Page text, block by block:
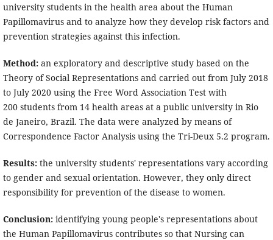
university students in the health area about the Human
Papillomavirus and to analyze how they develop risk factors and
prevention strategies against this infection.
Method:an exploratory and descriptive study based on the
Theory of Social Representations and carried out from July 2018
to July 2020 using the Free Word Association Test with
200 students from 14 health areas at a public university in Rio
de Janeiro, Brazil. The data were analyzed by means of
Correspondence Factor Analysis using the Tri-Deux 5.2 program.
Results: the university students' representations vary according
to gender and sexual orientation. However, they only direct
responsibility for prevention of the disease to women.
Conclusion:identifying young people's representations about
the Human Papillomavirus contributes so that Nursing can